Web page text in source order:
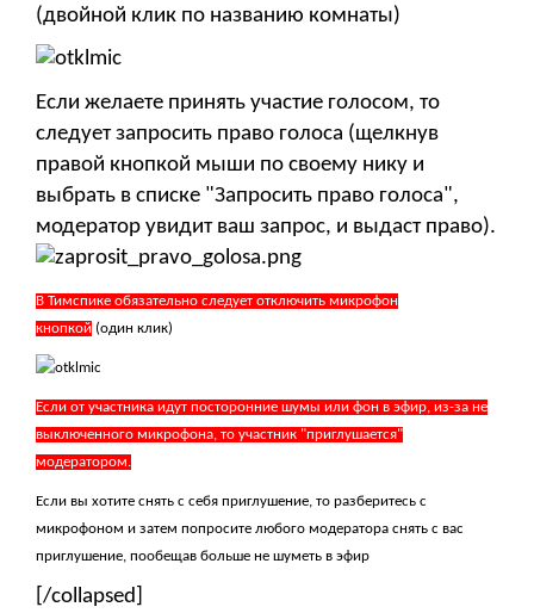
(двойной клик по названию комнаты)
Если желаете принять участие голосом, то
следует запросить право голоса (щелкнув
правой кнопкой мыши по своему нику и
выбрать в списке "Запросить право голоса",
модератор увидит ваш запрос, и выдаст право).
В Тимспике обязательно следует отключить микрофон
кнопкой (один клик)
Если от участника идут посторонние шумы или фон в эфир, из-за не
выключенного микрофона, то участник "приглушается"
модератором.
Если вы хотите снять с себя приглушение, то разберитесь с
микрофоном и затем попросите любого модератора снять с вас
приглушение, пообещав больше не шуметь в эфир
[/collapsed]